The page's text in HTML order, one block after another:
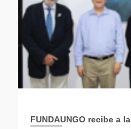
FUNDAUNGO recibe a